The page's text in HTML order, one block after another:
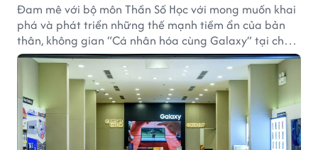
Đam mê với bộ môn Thần Số Học với mong muốn khai
phá và phát triển những thế mạnh tiềm ẩn của bản
thân, không gian “Cá nhân hóa cùng Galaxy” tại chuỗi
cửa hàng trải nghiệm Samsung cùng bộ sưu tập phụ
kiện Biến Số Tùy Z chắc chắn sẽ mang đến những trải
nghiệm công nghệ “đỉnh của chóp” cho các bạn trẻ.